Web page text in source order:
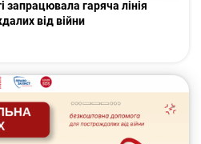
запрацювала гаряча лінія
від війни